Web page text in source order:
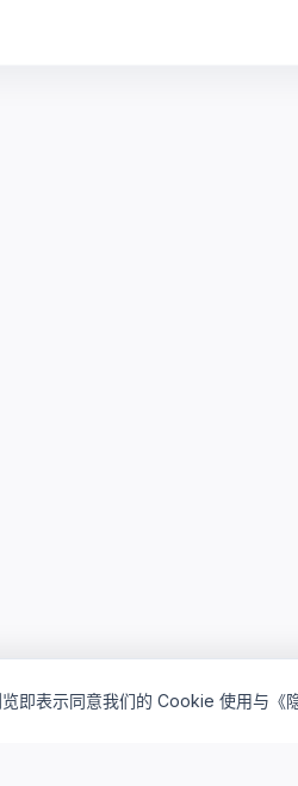
即表示同意我们的 Cookie 使用与《隐